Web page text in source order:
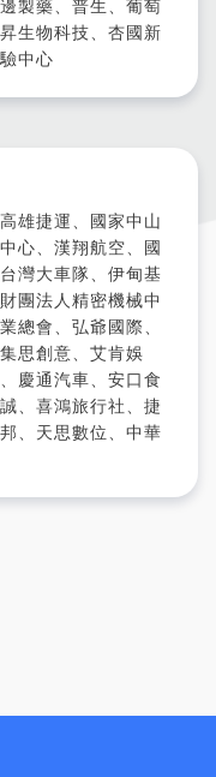
製藥、普生、葡萄
生物科技、杏國新
中心
雄捷運、國家中山
心、漢翔航空、國
灣大車隊、伊甸基
團法人精密機械中
總會、弘爺國際、
思創意、艾肯娛
慶通汽車、安口食
、喜鴻旅行社、捷
、天思數位、中華